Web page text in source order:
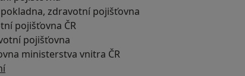
zdravotní pojišťovna
pojišťovna ČR
pojišťovna
ministerstva vnitra ČR